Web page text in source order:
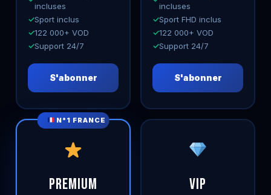
incluses
Sport inclus
122 000+ VOD
Support 24/7
S'abonner
incluses
Sport FHD inclus
122 000+ VOD
Support 24/7
S'abonner
N°1 FRANCE
Premium VIP